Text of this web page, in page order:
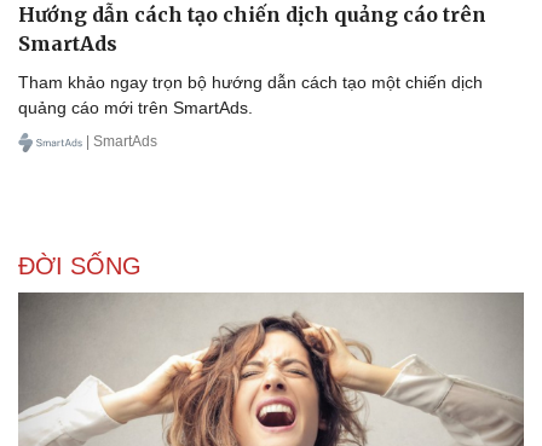
Hướng dẫn cách tạo chiến dịch quảng cáo trên
SmartAds
Tham khảo ngay trọn bộ hướng dẫn cách tạo một chiến dịch
quảng cáo mới trên SmartAds.
| SmartAds
ĐỜI SỐNG